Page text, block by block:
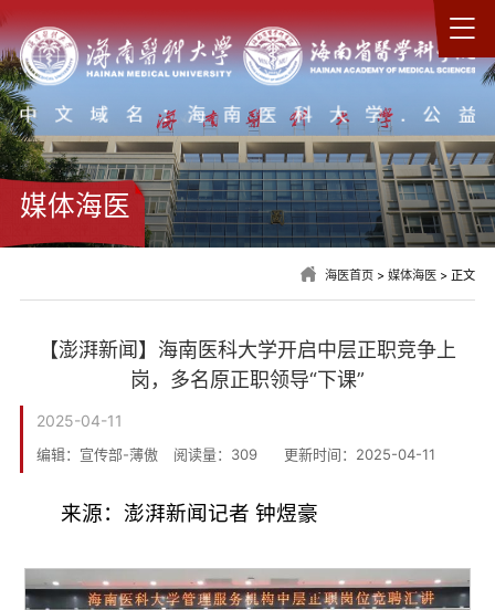
媒体海医
海医首页 >媒体海医 > 正文
【澎湃新闻】海南医科大学开启中层正职竞争上
岗，多名原正职领导“下课”
2025-04-11
编辑：宣传部-薄傲 阅读量： 309 更新时间：2025-04-11
来源：澎湃新闻记者 钟煜豪